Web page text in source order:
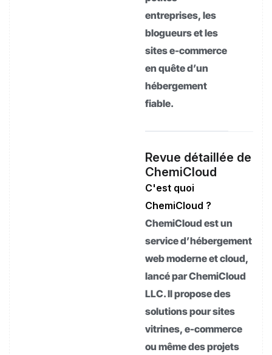
entreprises, les
blogueurs et les
sites e-commerce
en quête d’un
hébergement
fiable.
Revue détaillée de
ChemiCloud
C'est quoi
ChemiCloud ?
ChemiCloud est un
service d’hébergement
web moderne et cloud,
lancé par ChemiCloud
LLC. Il propose des
solutions pour sites
vitrines, e-commerce
ou même des projets